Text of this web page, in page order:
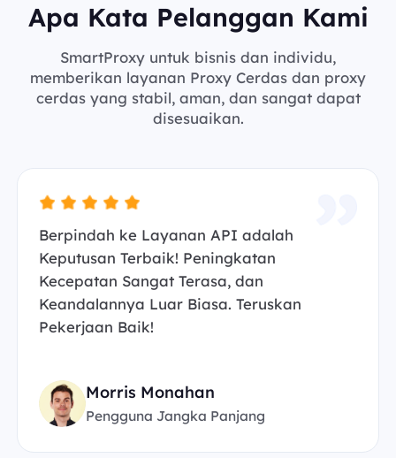
Apa Kata Pelanggan Kami
SmartProxy untuk bisnis dan individu,
memberikan layanan Proxy Cerdas dan proxy
cerdas yang stabil, aman, dan sangat dapat
disesuaikan.
Berpindah ke Layanan API adalah
Keputusan Terbaik! Peningkatan
Kecepatan Sangat Terasa, dan
Keandalannya Luar Biasa. Teruskan
Pekerjaan Baik!
Morris Monahan
Pengguna Jangka Panjang